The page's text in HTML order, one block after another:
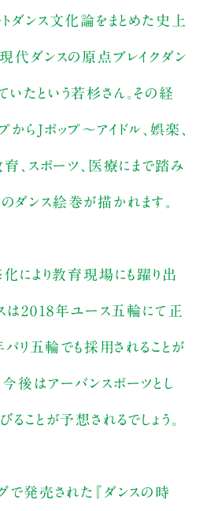
ダンス文化論をまとめた史上
代ダンスの原点ブレイクダン
たという若杉さん。その経
からJポップ〜アイドル、娯楽、
育、スポーツ、医療にまで踏み
ダンス絵巻が描かれます。
により教育現場にも躍り出
は2018年ユース五輪にて正
リ五輪でも採用されることが
後はアーバンスポーツとし
ことが予想されるでしょう。
で発売された『ダンスの時